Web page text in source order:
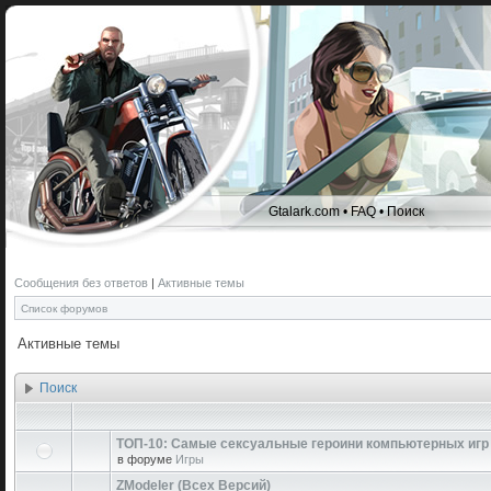
Gtalark.com •FAQ•Поиск
Сообщения без ответов | Активные темы
Список форумов
Активные темы
Поиск
ТОП-10: Самые сексуальные героини компьютерных игр
в форуме Игры
ZModeler (Всех Версий)